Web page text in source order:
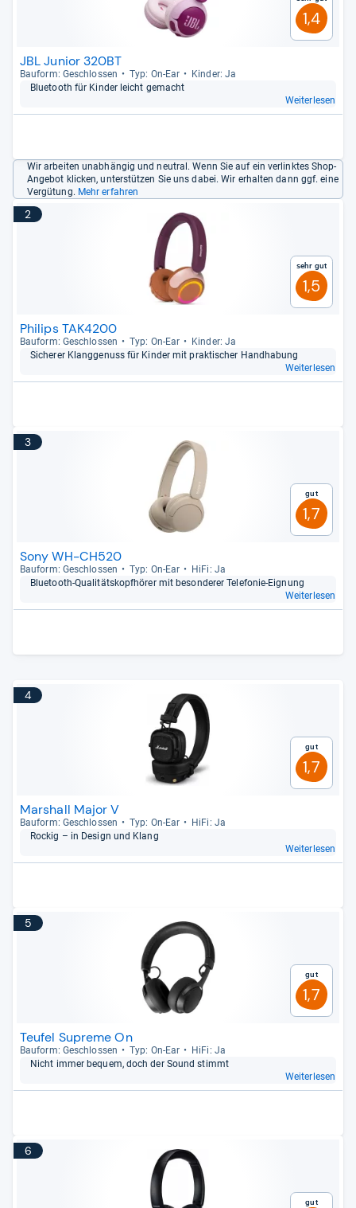
1,4
JBL Junior 320BT
Bau­form: Geschlos­sen Typ: On-​Ear
Kin­der: Ja
Blue­tooth für Kin­der leicht gemacht
Weiterlesen
Wir arbeiten unabhängig und neutral. Wenn Sie auf ein verlinktes Shop-
Angebot klicken, unterstützen Sie uns dabei. Wir erhalten dann ggf. eine
Vergütung. Mehr erfahren
2
Sehr gut
1,5
Philips TAK4200
Bau­form: Geschlos­sen Typ: On-​Ear
Kin­der: Ja
Siche­rer Klang­ge­nuss für Kin­der mit prak­ti­scher Hand­ha­bung
Weiterlesen
3
Gut
1,7
Sony WH-CH520
Bau­form: Geschlos­sen Typ: On-​Ear
HiFi: Ja
Blue­tooth-​Qua­li­täts­kopf­hö­rer mit beson­de­rer Tele­fo­nie-​Eig­nung
Weiterlesen
4
Gut
1,7
Marshall Major V
Bau­form: Geschlos­sen Typ: On-​Ear
HiFi: Ja
Rockig – in Design und Klang
Weiterlesen
5
Gut
1,7
Teufel Supreme On
Bau­form: Geschlos­sen Typ: On-​Ear
HiFi: Ja
Nicht immer bequem, doch der Sound stimmt
Weiterlesen
6
Gut